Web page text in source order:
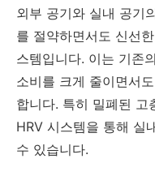
외부 공기와 실내 공기
를 절약하면서도 신선
스템입니다. 이는 기존
소비를 크게 줄이면서
합니다. 특히 밀폐된 고
HRV 시스템을 통해 실
수 있습니다.